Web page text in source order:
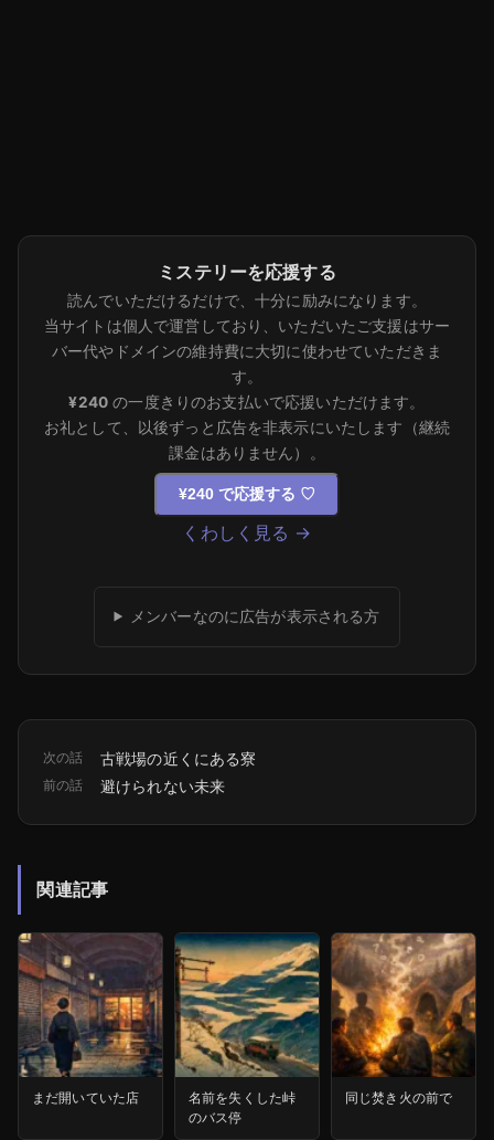
ミステリーを応援する
読んでいただけるだけで、十分に励みになります。
当サイトは個人で運営しており、いただいたご支援はサー
バー代やドメインの維持費に大切に使わせていただきま
す。
¥240 の一度きりのお支払いで応援いただけます。
お礼として、以後ずっと広告を非表示にいたします（継続
課金はありません）。
¥240 で応援する ♡
くわしく見る →
メンバーなのに広告が表示される方
次の話 古戦場の近くにある寮
前の話 避けられない未来
関連記事
まだ開いていた店
名前を失くした峠
のバス停
同じ焚き火の前で